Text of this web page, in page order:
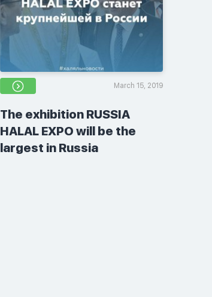
March 15, 2019
The exhibition RUSSIA
HALAL EXPO will be the
largest in Russia